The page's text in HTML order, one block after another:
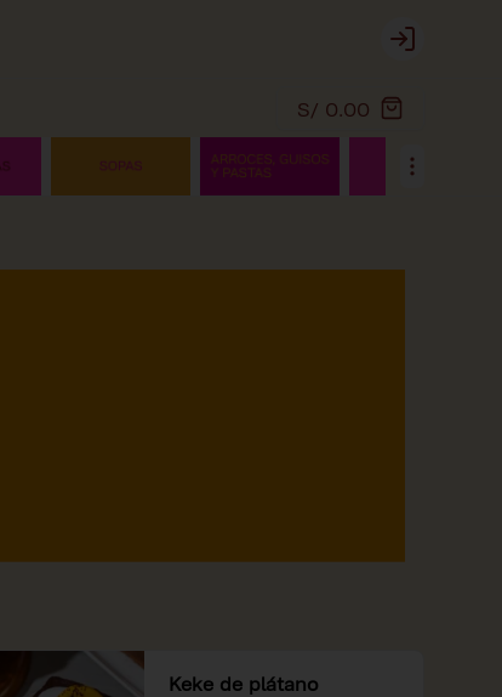
Login
S/ 0.00
Keke de plátano